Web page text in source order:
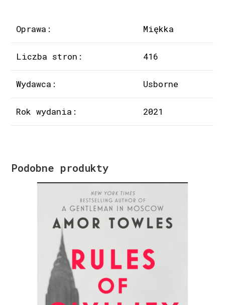
Oprawa: Miękka
Liczba stron: 416
Wydawca: Usborne
Rok wydania: 2021
Podobne produkty